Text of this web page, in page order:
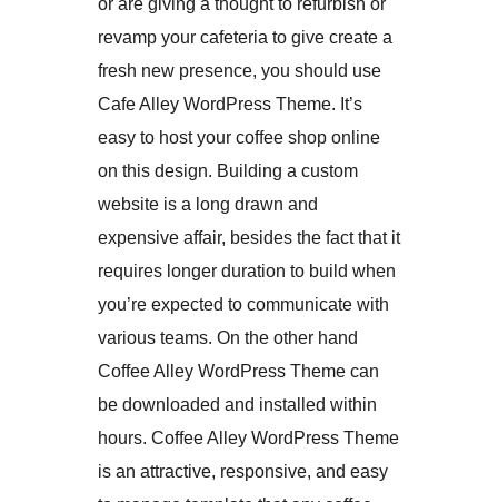
or are giving a thought to refurbish or
revamp your cafeteria to give create a
fresh new presence, you should use
Cafe Alley WordPress Theme. It’s
easy to host your coffee shop online
on this design. Building a custom
website is a long drawn and
expensive affair, besides the fact that it
requires longer duration to build when
you’re expected to communicate with
various teams. On the other hand
Coffee Alley WordPress Theme can
be downloaded and installed within
hours. Coffee Alley WordPress Theme
is an attractive, responsive, and easy